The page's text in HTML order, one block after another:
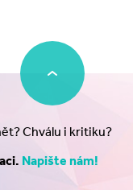
Chválu i kritiku?
Napište nám!